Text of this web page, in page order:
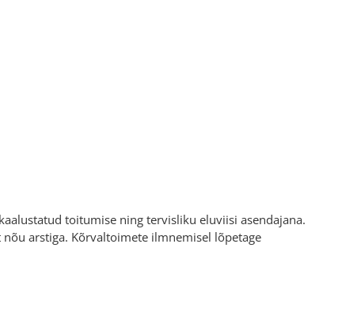
toitumise ning tervisliku eluviisi asendajana.
arstiga. Kõrvaltoimete ilmnemisel lõpetage